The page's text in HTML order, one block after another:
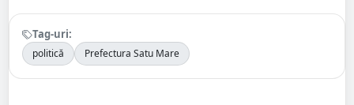
Tag-uri:
politică Prefectura Satu Mare